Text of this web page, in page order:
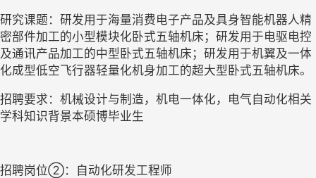
研究课题：研发用于海量消费电子产品及具身智能机器人精
密部件加工的小型模块化卧式五轴机床；研发用于电驱电控
及通讯产品加工的中型卧式五轴机床；研发用于机翼及一体
化成型低空飞行器轻量化机身加工的超大型卧式五轴机床。
招聘要求：机械设计与制造，机电一体化，电气自动化相关
学科知识背景本硕博毕业生
招聘岗位②：自动化研发工程师